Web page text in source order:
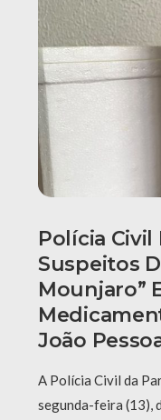
Polícia Civil
Suspeitos
Mounjaro”
João
A Polícia Civil da
segunda-feira (13),